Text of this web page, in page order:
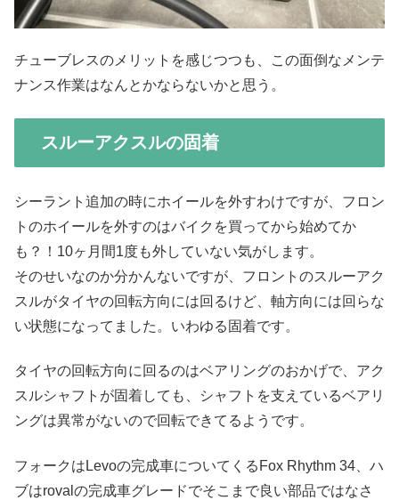
チューブレスのメリットを感じつつも、この面倒なメンテ
ナンス作業はなんとかならないかと思う。
スルーアクスルの固着
シーラント追加の時にホイールを外すわけですが、フロン
トのホイールを外すのはバイクを買ってから始めてか
も？！10ヶ月間1度も外していない気がします。
そのせいなのか分かんないですが、フロントのスルーアク
スルがタイヤの回転方向には回るけど、軸方向には回らな
い状態になってました。いわゆる固着です。
タイヤの回転方向に回るのはベアリングのおかげで、アク
スルシャフトが固着しても、シャフトを支えているベアリ
ングは異常がないので回転できてるようです。
フォークはLevoの完成車についてくるFox Rhythm 34、ハ
ブはrovalの完成車グレードでそこまで良い部品ではなさ